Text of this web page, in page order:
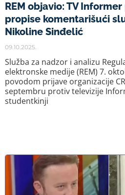
REM objavio: TV
propise komentarišući
Nikoline Sinđelić
09.10.2025.
Služba za nadzor i analizu
elektronske medije (REM) 7.
povodom prijave organizacije
septembru protiv televizije
studentkinji